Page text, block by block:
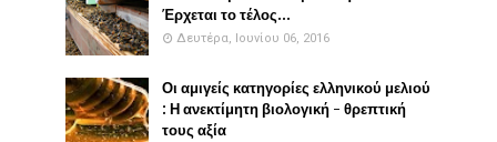
Έρχεται το τέλος...
Δευτέρα, Ιουνίου 06, 2016
Οι αμιγείς κατηγορίες ελληνικού μελιού
: Η ανεκτίμητη βιολογική - θρεπτική
τους αξία